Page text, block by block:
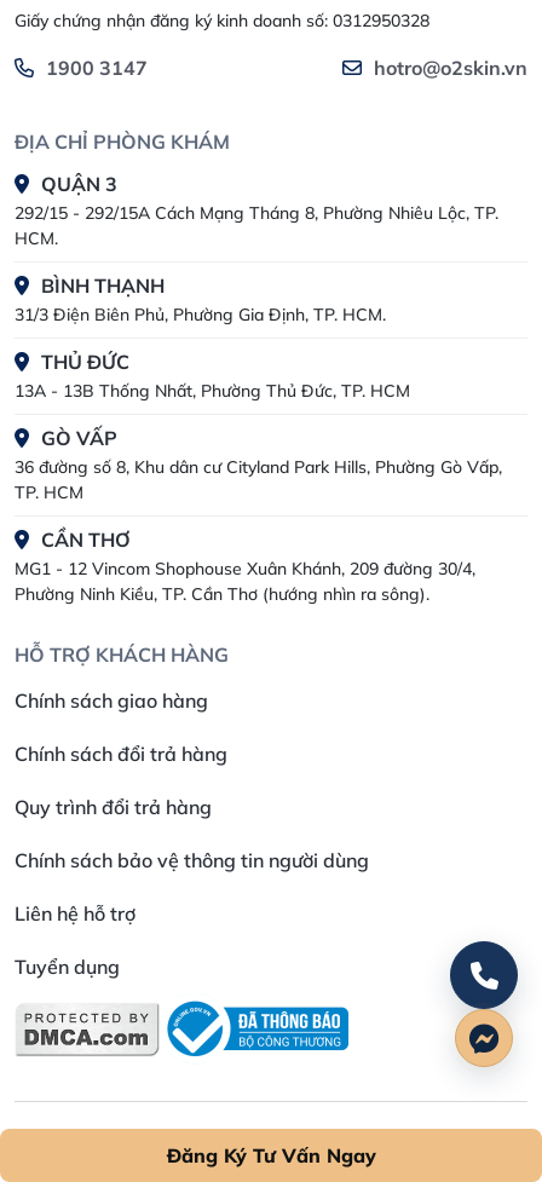
Giấy chứng nhận đăng ký kinh doanh số: 0312950328
1900 3147 hotro@o2skin.vn
ĐỊA CHỈ PHÒNG KHÁM
QUẬN 3
292/15 - 292/15A Cách Mạng Tháng 8, Phường Nhiêu Lộc, TP.
HCM.
BÌNH THẠNH
31/3 Điện Biên Phủ, Phường Gia Định, TP. HCM.
THỦ ĐỨC
13A - 13B Thống Nhất, Phường Thủ Đức, TP. HCM
GÒ VẤP
36 đường số 8, Khu dân cư Cityland Park Hills, Phường Gò Vấp,
TP. HCM
CẦN THƠ
MG1 - 12 Vincom Shophouse Xuân Khánh, 209 đường 30/4,
Phường Ninh Kiều, TP. Cần Thơ (hướng nhìn ra sông).
HỖ TRỢ KHÁCH HÀNG
Chính sách giao hàng
Chính sách đổi trả hàng
Quy trình đổi trả hàng
Chính sách bảo vệ thông tin người dùng
Liên hệ hỗ trợ
Tuyển dụng
©2024 O2 SKIN All rights reserved
Đăng Ký Tư Vấn Ngay